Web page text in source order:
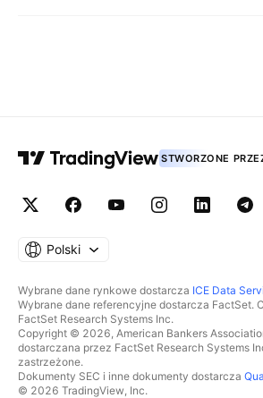
STWORZONE
Polski
Wybrane dane rynkowe dostarcza ICE Data
Wybrane dane referencyjne dostarcza FactSet.
FactSet Research Systems Inc.
Copyright © 2026, American Bankers
dostarczana przez FactSet Research Systems
zastrzeżone.
Dokumenty SEC i inne dokumenty dostarcza
© 2026 TradingView, Inc.